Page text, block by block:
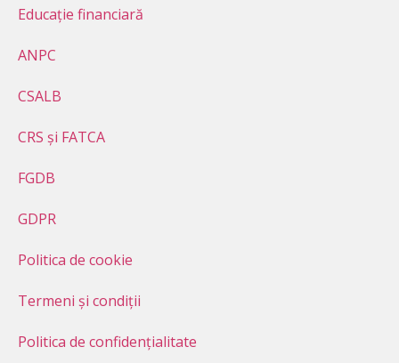
Educație financiară
ANPC
CSALB
CRS și FATCA
FGDB
GDPR
Politica de cookie
Termeni și condiții
Politica de confidențialitate